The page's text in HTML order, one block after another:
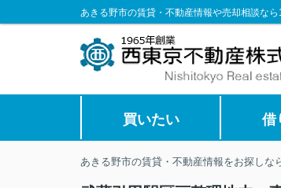
あきる野市の賃貸・不動産情報や売却相談な
買いたい 借
あきる野市の賃貸・不動産情報をお探しな